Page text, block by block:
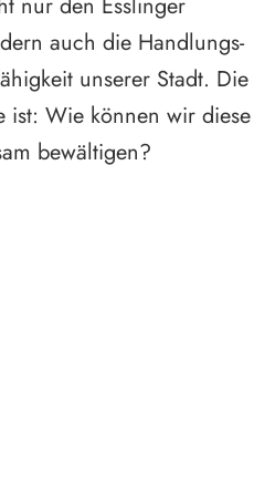
auch die Handlungs-
unserer Stadt. Die
ist: Wie können wir diese
bewältigen?